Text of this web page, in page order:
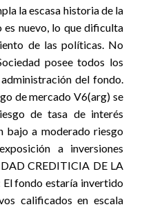
la escasa historia de la
nuevo, lo que dificulta
de las políticas. No
posee todos los
del fondo.
de mercado V6(arg) se
de tasa de interés
bajo a moderado riesgo
a inversiones
CREDITICIA DE LA
El fondo estaría invertido
calificados en escala